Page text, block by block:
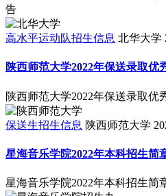
告
高水平运动队招生信息 北华大学
陕西师范大学2022年保送录取优
陕西师范大学2022年保送录取优
保送生招生信息 陕西师范大学
星海音乐学院2022年本科招生简
星海音乐学院2022年本科招生简